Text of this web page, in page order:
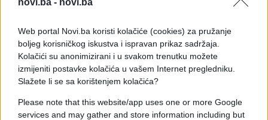
novi.ba - novi.ba
Web portal Novi.ba koristi kolačiće (cookies) za pružanje
boljeg korisničkog iskustva i ispravan prikaz sadržaja.
Kolačići su anonimizirani i u svakom trenutku možete
izmijeniti postavke kolačića u vašem Internet pregledniku.
Slažete li se sa korištenjem kolačića?
Please note that this website/app uses one or more Google
services and may gather and store information including but